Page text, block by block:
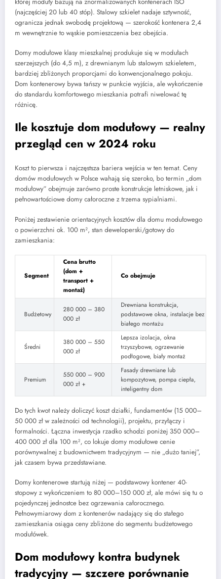
(najczęściej 20 lub 40 stóp). Stalowy szkielet nadaje sztywność,
ogranicza jednak swobodę projektową — szerokość kontenera 2,4
m wewnętrznie to wąskie pomieszczenia bez obejścia.
Domy modułowe klasy mieszkalnej produkuje się w modułach
szerzejszych (do 4,5 m), z drewnianym lub stalowym szkieletem,
bardziej zbliżonych proporcjami do konwencjonalnego pokoju.
Dom kontenerowy bywa tańszy w punkcie wyjścia, ale wykończenie
do standardu komfortowego mieszkania potrafi niwelować tę
różnicę.
Ile kosztuje dom modułowy — realny
przegląd cen w 2024 roku
Koszt to pierwsza i najczęstsza bariera wejścia w ten temat. Ceny
domów modułowych w Polsce wahają się szeroko, bo termin „dom
modułowy” obejmuje zarówno proste konstrukcje letniskowe, jak i
pełnowartościowe domy całoroczne z trzema sypialniami.
Poniżej zestawienie orientacyjnych kosztów dla domu modułowego
o powierzchni ok. 100 m², stan deweloperski/gotowy do
zamieszkania:
Segment
Cena brutto
(dom +
transport +
montaż)
Co obejmuje
Budżetowy
280 000 – 380
000 zł
Drewniana konstrukcja,
podstawowe okna, instalacje bez
białego montażu
Średni
380 000 – 550
000 zł
Lepsza izolacja, okna
trzyszybowe, ogrzewanie
podłogowe, biały montaż
Premium
550 000 – 900
000 zł +
Fasady drewniane lub
kompozytowe, pompа ciepła,
inteligentny dom
Do tych kwot należy doliczyć koszt działki, fundamentów (15 000–
50 000 zł w zależności od technologii), projektu, przyłączy i
formalności. Łączna inwestycja rzadko schodzi poniżej 350 000–
400 000 zł dla 100 m², co lokuje domy modułowe cenie
porównywalnej z budownictwem tradycyjnym — nie „dużo taniej”,
jak czasem bywa przedstawiane.
Domy kontenerowe startują niżej — podstawowy kontener 40-
stopowy z wykończeniem to 80 000–150 000 zł, ale mówi się tu o
pojedynczej jednostce bez ogrzewania całorocznego.
Pełnowymiarowy dom z kontenerów nadający się do stałego
zamieszkania osiąga ceny zbliżone do segmentu budżetowego
modułówek.
Dom modułowy kontra budynek
tradycyjny — szczere porównanie